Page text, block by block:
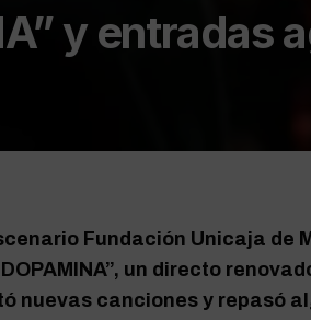
y entradas
Fundación Unicaja de
un directo
nuevas canciones y repasó